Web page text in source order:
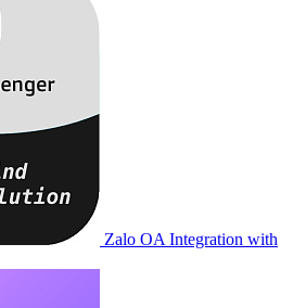
Zalo OA Integration with